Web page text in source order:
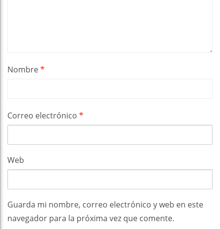
Nombre*
Correo electrónico *
Web
Guarda mi nombre, correo electrónico y web en este
navegador para la próxima vez que comente.